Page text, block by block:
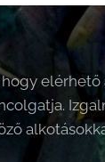
elérhető